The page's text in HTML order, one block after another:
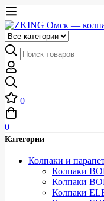
Выберите
категорию
Искать:
0
0
Категории
Колпаки и
Колпаки
Колпаки
Колпаки